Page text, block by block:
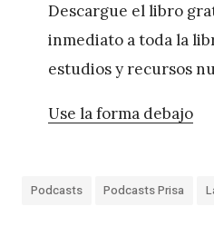
Descargue el libro
inmediato a toda la
estudios y recursos
Use la forma debajo
Podcasts Podcasts Prisa